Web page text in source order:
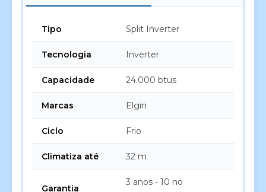
Tipo Split Inverter
Tecnologia Inverter
Capacidade 24.000 btus
Marcas Elgin
Ciclo Frio
Climatiza até 32 m
Garantia
3 anos - 10 no